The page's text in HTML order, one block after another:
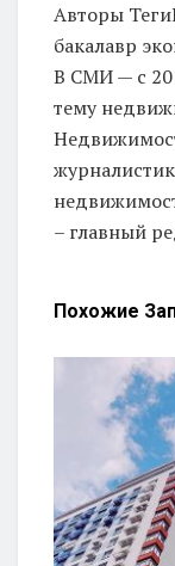
Авторы Теги
бакалавр
В СМИ — с
тему
– главный
Похожие